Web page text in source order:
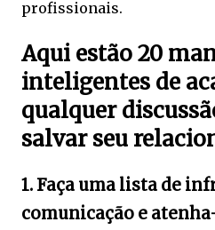
profissionais.
Aqui estão 20
inteligentes de
qualquer
salvar seu
1. Faça uma lista de
comunicação e